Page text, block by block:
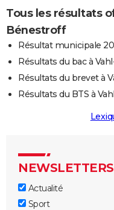
Tous les résultats
Bénestroff
Résultat municipale
Résultats du bac à
Résultats du brevet à
Résultats du BTS à
NEWSLETTERS
Actualité
Sport